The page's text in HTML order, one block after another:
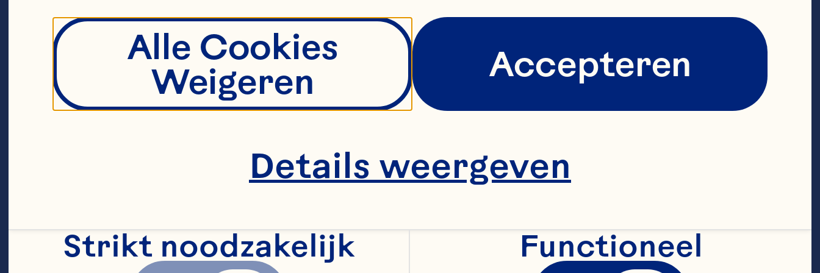
Alle Cookies
Weigeren
Accepteren
Details weergeven
Strikt noodzakelijk Functioneel